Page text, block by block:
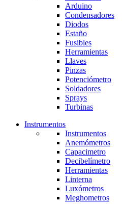
Arduino
Condensadores
Diodos
Estaño
Fusibles
Herramientas
Llaves
Pinzas
Potenciómetro
Soldadores
Sprays
Turbinas
Instrumentos
Instrumentos
Anemómetros
Capacimetro
Decibelímetro
Herramientas
Linterna
Luxómetros
Meghometros